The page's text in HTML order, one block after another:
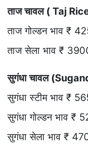
ताज चावल ( Taj
ताज गोल्डन भाव ₹
ताज सेला भाव ₹
सुगंधा चावल
सुगंधा स्टीम भाव ₹
सुगंधा गोल्डन भाव ₹
सुगंधा सेला भाव ₹